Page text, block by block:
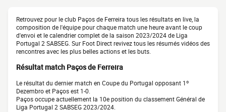
Retrouvez pour le club Paços de Ferreira tous les résultats en live, la
composition de l'équipe pour chaque match une heure avant le coup
d'envoi et le calendrier complet de la saison 2023/2024 de Liga
Portugal 2 SABSEG. Sur Foot Direct revivez tous les résumés vidéos des
rencontres avec les plus belles actions et les buts.
Résultat match Paços de Ferreira
Le résultat du dernier match en Coupe du Portugal opposant 1º
Dezembro et Paços est 1-0.
Paços occupe actuellement la 10e position du classement Général de
Liga Portugal 2 SABSEG 2023/2024.